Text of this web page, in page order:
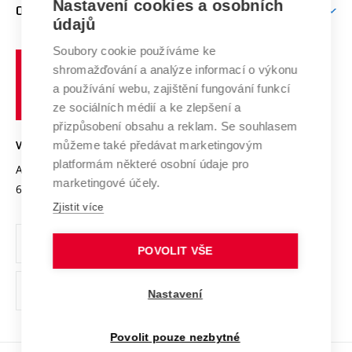
E-přihláška
Doktorské studium
Podpora podnikání
Mezinárodní vědecká rada
Systém zajišťování kvality výzkumu
Výzkumné infrastruktury
Transfer znalostí
Open Science
Projekty
Projekty ze strukturálních fondů
Specifický výzkum
Zahraniční spolupráce
Spolupráce se školami
Mezinárodní dohody
Univerzitní sítě
O UNIVERZITĚ
Profil univerzity
Udržitelná univerzita
Podnikavá univerzita / ContriBUTe
Bezpečná univerzita
Vyznamenání
Organizační struktura
Ochrana osobních údajů
odkaz)
učení
technické
Brně
VYSOKÉ UČENÍ TECHNICKÉ V BRNĚ
Antonínská 548/1
602 00 Brno
www.vut.cz
vut@vutbr.cz
Nastavení cookies a osobních
údajů
Soubory cookie používáme ke
shromažďování a analýze informací o výkonu
a používání webu, zajištění fungování funkcí
ze sociálních médií a ke zlepšení a
přizpůsobení obsahu a reklam. Se souhlasem
můžeme také předávat marketingovým
platformám některé osobní údaje pro
marketingové účely.
Zjistit více
POVOLIT VŠE
Nastavení
Povolit pouze nezbytné